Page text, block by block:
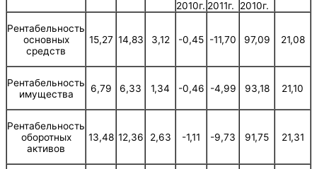
2010г. 2011г.
2010г.
Рентабельность
основных
средств
15,27 14,83 3,12 -0,45 -11,70 97,09 21,08
Рентабельность
имущества
6,79 6,33 1,34 -0,46 -4,99 93,18 21,10
Рентабельность
оборотных
активов
13,48 12,36 2,63 -1,11 -9,73 91,75 21,31